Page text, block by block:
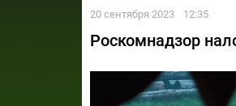
20 сентября 2023 12:35
Роскомнадзор